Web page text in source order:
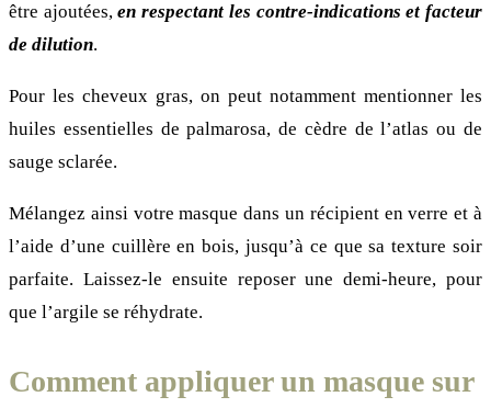
être ajoutées,en respectant les contre-indications et facteur
de dilution.
Pour les cheveux gras, on peut notamment mentionner les
huiles essentielles de palmarosa, de cèdre de l’atlas ou de
sauge sclarée.
Mélangez ainsi votre masque dans un récipient en verre et à
l’aide d’une cuillère en bois, jusqu’à ce que sa texture soir
parfaite. Laissez-le ensuite reposer une demi-heure, pour
que l’argile se réhydrate.
Comment appliquer un masque sur